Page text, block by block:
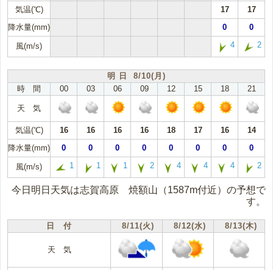
気温(℃) 17
17
降水量(mm)
0 0
風(m/s) 4 2
明 日 8/10(月)
時 間
00 03 06 09 12 15 18 21
天 気
気温(℃) 16 16 16 16 18 17 16
14
降水量(mm)
0 0 0 0 0 0 0 0
風(m/s) 1 1 1 2 4 4 4 2
今日明日天気は志賀高原 焼額山（1587m付近）の予想で
す。
日 付 8/11(火) 8/12(水) 8/13(木)
天 気